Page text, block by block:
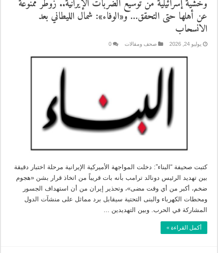
وخشية إسرائيلية من توسيع الضربات الإيرانية.. زوطر ممنوعة
عن أهلها حتى التحقق… و«الوفاء»: شمال الليطاني بعد
الانسحاب
يوليو 24, 2026 صحف ومقالات 0
كتبت صحيفة “البناء”: دخلت المواجهة الأميركية الإيرانية مرحلة اختبار دقيقة
بين تهديد الرئيس دونالد ترامب بأنه بات قريباً من اتخاذ قرار بشن «هجوم
ضخم، أكبر من أي وقت مضى»، وتحذير إيران من أن استهداف الجسور
ومحطات الكهرباء والبنى التحتية سيقابل برد مماثل على منشآت الدول
المشاركة في الحرب. وبين التهديدين ...
أكمل القراءة »